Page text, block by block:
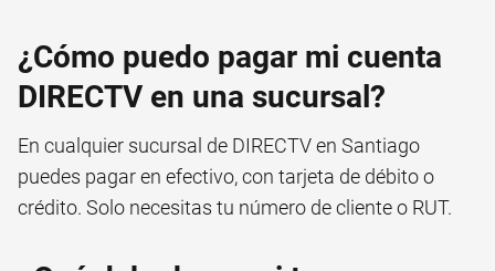
¿Cómo puedo pagar mi cuenta
DIRECTV en una sucursal?
En cualquier sucursal de DIRECTV en Santiago
puedes pagar en efectivo, con tarjeta de débito o
crédito. Solo necesitas tu número de cliente o RUT.